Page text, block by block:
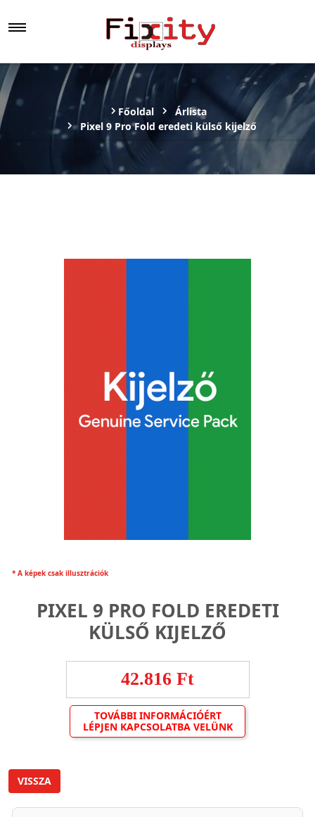
Főoldal
Árlista
Pixel 9 Pro Fold eredeti külső kijelző
* A képek csak illusztrációk
PIXEL 9 PRO FOLD EREDETI
KÜLSŐ KIJELZŐ
42.816 Ft
TOVÁBBI INFORMÁCIÓÉRT
LÉPJEN KAPCSOLATBA VELÜNK
VISSZA